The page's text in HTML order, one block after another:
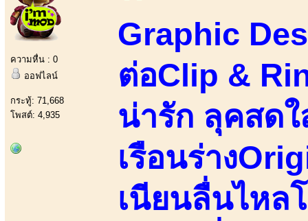
ความหื่น : 0
ออฟไลน์
กระทู้: 71,668
โพสต์: 4,935
Graphic
ต่อClip &
น่ารัก ลุคสดใ
เรือนร่าง
เนียนลื่นไหล